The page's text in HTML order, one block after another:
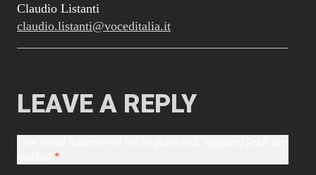
Claudio Listanti
claudio.listanti@voceditalia.it
LEAVE A REPLY
*